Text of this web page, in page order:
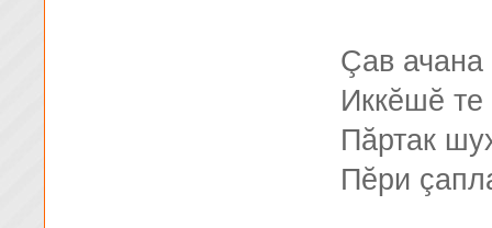
Çав ачана
Иккĕшĕ те
Пăртак
Пĕри